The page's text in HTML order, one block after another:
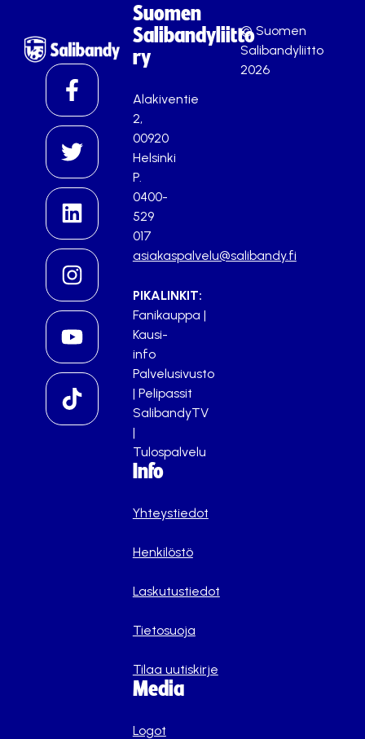
Suomen
Salibandyliitto
ry
Alakiventie
2,
00920
Helsinki
P.
0400-
529
017
asiakaspalvelu@salibandy.fi
PIKALINKIT:
Fanikauppa |
Kausi-
info
Palvelusivusto
| Pelipassit
SalibandyTV
|
Tulospalvelu
Info
Yhteystiedot
Henkilöstö
Laskutustiedot
Tietosuoja
Tilaa uutiskirje
Media
Logot
© Suomen
Salibandyliitto
2026